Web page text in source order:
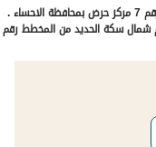
قطعة الارض الزراعية رقم 7 مركز حرض بمحافظة الاحساء .
52كم غرب مفرق حرض على طريق الخرج 12كم شمال سكة الحديد من المخطط رقم